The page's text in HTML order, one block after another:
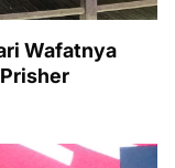
Wafatnya